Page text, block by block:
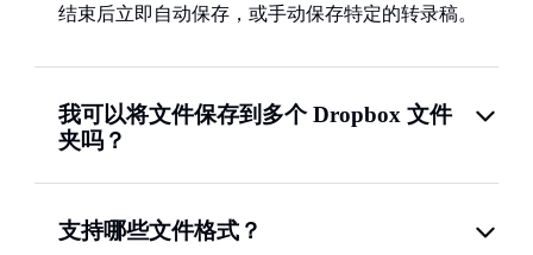
结束后立即自动保存，或手动保存特定的转录稿。
我可以将文件保存到多个 Dropbox 文件
夹吗？
支持哪些文件格式？